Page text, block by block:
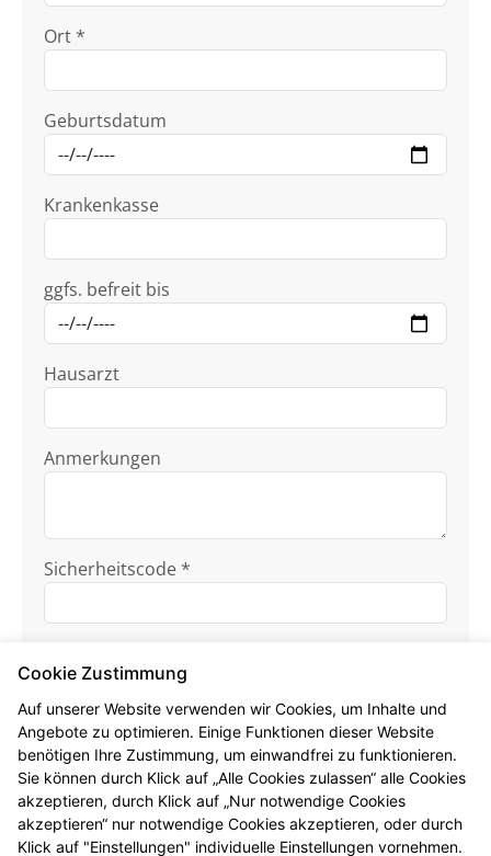
Ort *
Geburtsdatum
Krankenkasse
ggfs. befreit bis
Hausarzt
Anmerkungen
Sicherheitscode *
Ich habe dieDatenschutzhinweisezur
Kenntnis genommen.
Formular jetzt absenden
Cookie Zustimmung
Auf unserer Website verwenden wir Cookies, um Inhalte und
Angebote zu optimieren. Einige Funktionen dieser Website
benötigen Ihre Zustimmung, um einwandfrei zu funktionieren.
Sie können durch Klick auf „Alle Cookies zulassen“ alle Cookies
akzeptieren, durch Klick auf „Nur notwendige Cookies
akzeptieren“ nur notwendige Cookies akzeptieren, oder durch
Klick auf "Einstellungen" individuelle Einstellungen vornehmen.